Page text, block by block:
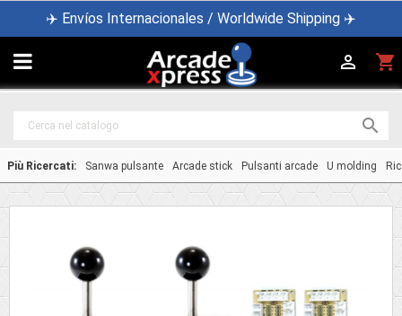
✈️ Envíos Internacionales / Worldwide Shipping ✈️
 shopping_cart


Più Ricercati: Sanwa pulsante Arcade stick Pulsanti arcade U molding